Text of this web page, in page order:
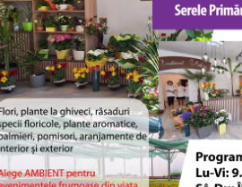
mai mare de 7,5 t au…
În cadrul lucrărilor de repoziționare și modernizare la rețeaua de distribuție a apei potabile, pentru îmbunătățirea serviciilor furnizate utilizatorilor noștri,…
caniculă, temperaturi extreme,…
accident rutier cu victime multiple,…